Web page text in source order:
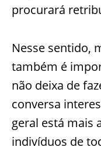
procurará
Nesse sentido,
também é
não deixa de
conversa
geral está mais
indivíduos de